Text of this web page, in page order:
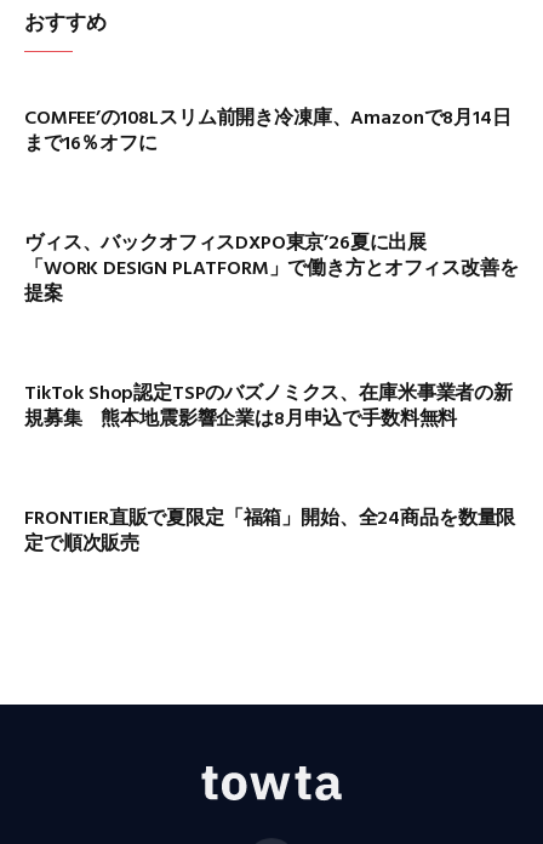
おすすめ
COMFEE’の108Lスリム前開き冷凍庫、Amazonで8月14日
まで16％オフに
ヴィス、バックオフィスDXPO東京’26夏に出展
「WORK DESIGN PLATFORM」で働き方とオフィス改善を
提案
TikTok Shop認定TSPのバズノミクス、在庫米事業者の新
規募集 熊本地震影響企業は8月申込で手数料無料
FRONTIER直販で夏限定「福箱」開始、全24商品を数量限
定で順次販売